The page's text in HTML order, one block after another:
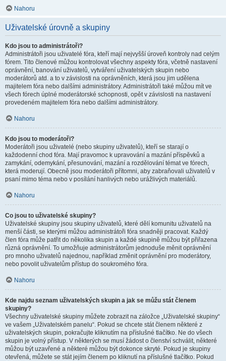
Nahoru
Uživatelské úrovně a skupiny
Kdo jsou to administrátoři?
Administrátoři jsou uživatelé fóra, kteří mají nejvyšší úroveň kontroly nad celým
fórem. Tito členové můžou kontrolovat všechny aspekty fóra, včetně nastavení
oprávnění, banování uživatelů, vytváření uživatelských skupin nebo
moderátorů atd. a to v závislosti na oprávněních, která jsou jim udělena
majitelem fóra nebo dalšími administrátory. Administrátoři také můžou mít ve
všech fórech úplné moderátorské schopnosti, opět v závislosti na nastavení
provedeném majitelem fóra nebo dalšími administrátory.
Nahoru
Kdo jsou to moderátoři?
Moderátoři jsou uživatelé (nebo skupiny uživatelů), kteří se starají o
každodenní chod fóra. Mají pravomoc k upravování a mazání příspěvků a
zamykání, odemykání, přesunování, mazání a rozdělování témat ve fórech,
která moderují. Obecně jsou moderátoři přítomni, aby zabraňovali uživatelů v
psaní mimo téma nebo v posílání hanlivých nebo urážlivých materiálů.
Nahoru
Co jsou to uživatelské skupiny?
Uživatelské skupiny jsou skupiny uživatelů, které dělí komunitu uživatelů na
menší části, se kterými můžou administrátoři fóra snadněji pracovat. Každý
člen fóra může patřit do několika skupin a každé skupině můžou být přiřazena
různá oprávnění. To umožňuje administrátorům jednoduše měnit oprávnění
pro mnoho uživatelů najednou, například změnit oprávnění pro moderátory,
nebo povolit uživatelům přístup do soukromého fóra.
Nahoru
Kde najdu seznam uživatelských skupin a jak se můžu stát členem
skupiny?
Všechny uživatelské skupiny můžete zobrazit na záložce „Uživatelské skupiny“
ve vašem „Uživatelském panelu“. Pokud se chcete stát členem některé z
uživatelských skupin, pokračujte kliknutím na příslušné tlačítko. Ne do všech
skupin je volný přístup. V některých se musí žádost o členství schválit, některé
můžou být uzavřené a některé můžou být dokonce skryté. Pokud je skupiny
otevřená, můžete se stát jejím členem po kliknutí na příslušné tlačítko. Pokud